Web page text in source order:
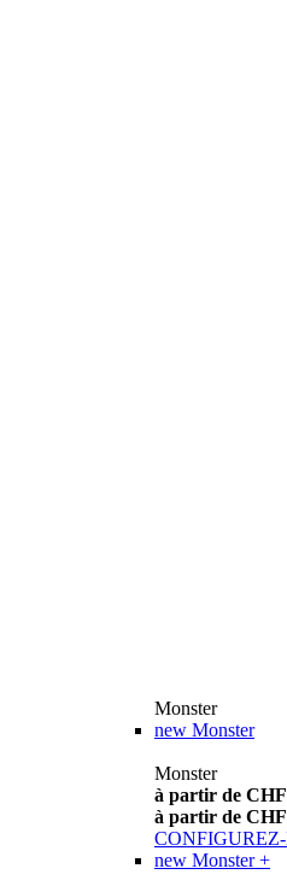
Monster
new Monster
Monster
à partir de CHF
à partir de
new Monster +